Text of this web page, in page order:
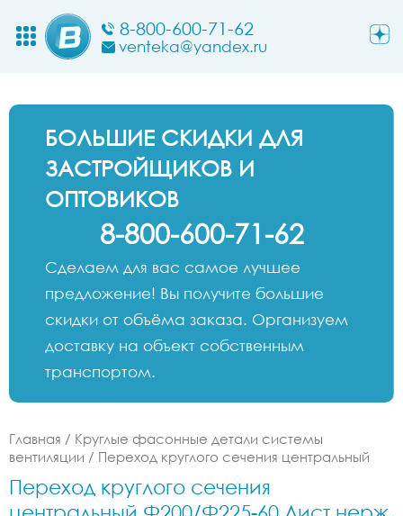
8-800-600-71-62
venteka@yandex.ru
БОЛЬШИЕ СКИДКИ ДЛЯ
ЗАСТРОЙЩИКОВ И
ОПТОВИКОВ
8-800-600-71-62
Сделаем для вас самое лучшее
предложение! Вы получите большие
скидки от объёма заказа. Организуем
доставку на объект собственным
транспортом.
Главная / Круглые фасонные детали системы
вентиляции / Переход круглого сечения центральный
Переход круглого сечения